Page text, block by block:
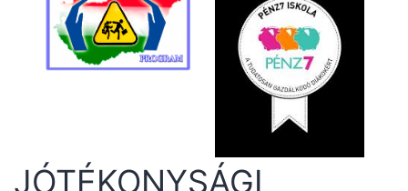
JÓTÉKONYSÁGI